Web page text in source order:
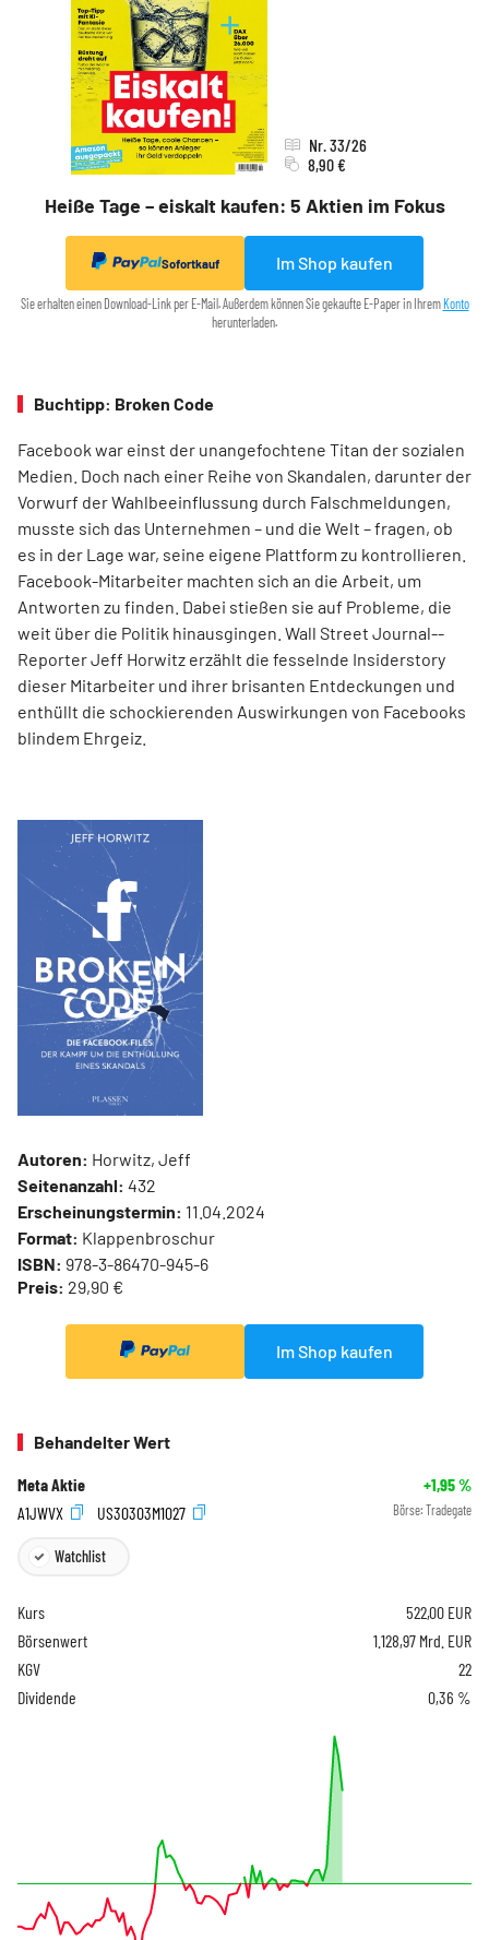
Heiße Tage – eiskalt kaufen: 5 Aktien im Fokus
Nr. 33/26
8,90 €
Sofortkauf Im Shop kaufen
Sie erhalten einen Download-Link per E-Mail. Außerdem können Sie gekaufte E-Paper in Ihrem Konto
herunterladen.
Buchtipp: Broken Code
Facebook war einst der unangefochtene Titan der sozialen
Medien. Doch nach einer Reihe von Skandalen, darunter der
Vorwurf der Wahlbeeinflussung durch Falschmeldungen,
musste sich das Unternehmen – und die Welt – fragen, ob
es in der Lage war, seine eigene Plattform zu kontrollieren.
Facebook-Mitarbeiter machten sich an die Arbeit, um
Antworten zu finden. Dabei stießen sie auf Probleme, die
weit über die Politik hinausgingen. Wall Street Journal-­
Reporter Jeff Horwitz erzählt die fesselnde Insiderstory
dieser Mitarbeiter und ihrer brisanten Entdeckungen und
enthüllt die schockierenden Auswirkungen von Facebooks
blindem Ehrgeiz.
Autoren: Horwitz, Jeff
Seitenanzahl: 432
Erscheinungstermin: 11.04.2024
Format: Klappenbroschur
ISBN: 978-3-86470-945-6
Preis: 29,90 €
Im Shop kaufen
Behandelter Wert
Meta Aktie +1,95%
A1JWVX
US30303M1027 Börse: Tradegate
Watchlist
Kurs 522,00 EUR
Börsenwert
1.128,97 Mrd. EUR
KGV
22
Dividende
0,36 %